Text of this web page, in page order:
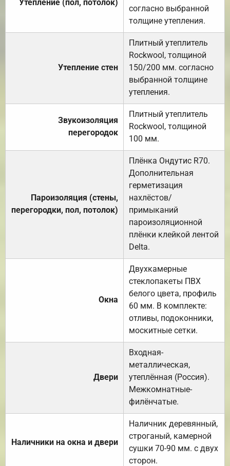
Утепление (пол, потолок)
согласно выбранной
толщине утепления.
Утепление стен
Плитный утеплитель
Rockwool, толщиной
150/200 мм. согласно
выбранной толщине
утепления.
Звукоизоляция
перегородок
Плитный утеплитель
Rockwool, толщиной
100 мм.
Пароизоляция (стены,
перегородки, пол, потолок)
Плёнка Ондутис R70.
Дополнительная
герметизация
нахлёстов/
примыканий
пароизоляционной
плёнки клейкой лентой
Delta.
Окна
Двухкамерные
стеклопакеты ПВХ
белого цвета, профиль
60 мм. В комплекте:
отливы, подоконники,
москитные сетки.
Двери
Входная-
металлическая,
утеплённая (Россия).
Межкомнатные-
филёнчатые.
Наличники на окна и двери
Наличник деревянный,
строганый, камерной
сушки 70-90 мм. с двух
сторон.